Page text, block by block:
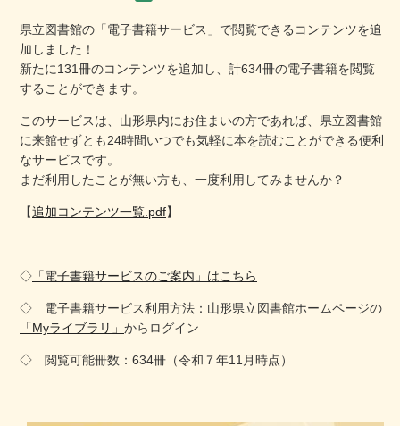
県立図書館の「電子書籍サービス」で閲覧できるコンテンツを追
加しました！
新たに131冊のコンテンツを追加し、計634冊の電子書籍を閲覧
することができます。
このサービスは、山形県内にお住まいの方であれば、県立図書館
に来館せずとも24時間いつでも気軽に本を読むことができる便利
なサービスです。
まだ利用したことが無い方も、一度利用してみませんか？
【追加コンテンツ一覧.pdf】
◇ 「電子書籍サービスのご案内」はこちら
◇ 電子書籍サービス利用方法：山形県立図書館ホームページの
「Myライブラリ」 からログイン
◇ 閲覧可能冊数：634冊（令和７年11月時点）